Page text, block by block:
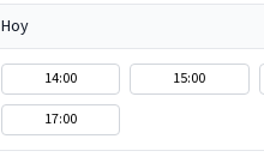
Hoy
14:00 15:00
17:00